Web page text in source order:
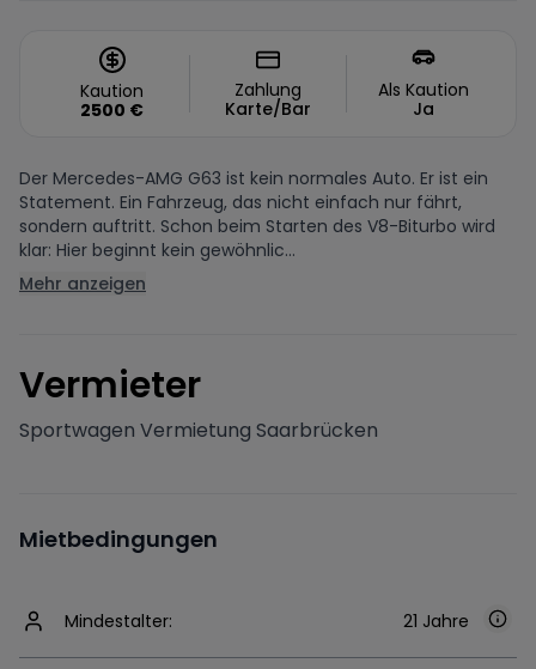
Kaution
2500 €
Zahlung
Karte/Bar
Als Kaution
Ja
Der Mercedes-AMG G63 ist kein normales Auto. Er ist ein
Statement. Ein Fahrzeug, das nicht einfach nur fährt,
sondern auftritt. Schon beim Starten des V8-Biturbo wird
klar: Hier beginnt kein gewöhnlic...
Mehr anzeigen
Vermieter
Sportwagen Vermietung Saarbrücken
Mietbedingungen
Mindestalter: 21 Jahre